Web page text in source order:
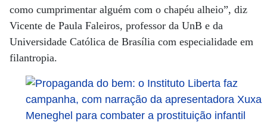
como cumprimentar alguém com o chapéu alheio”, diz
Vicente de Paula Faleiros, professor da UnB e da
Universidade Católica de Brasília com especialidade em
filantropia.